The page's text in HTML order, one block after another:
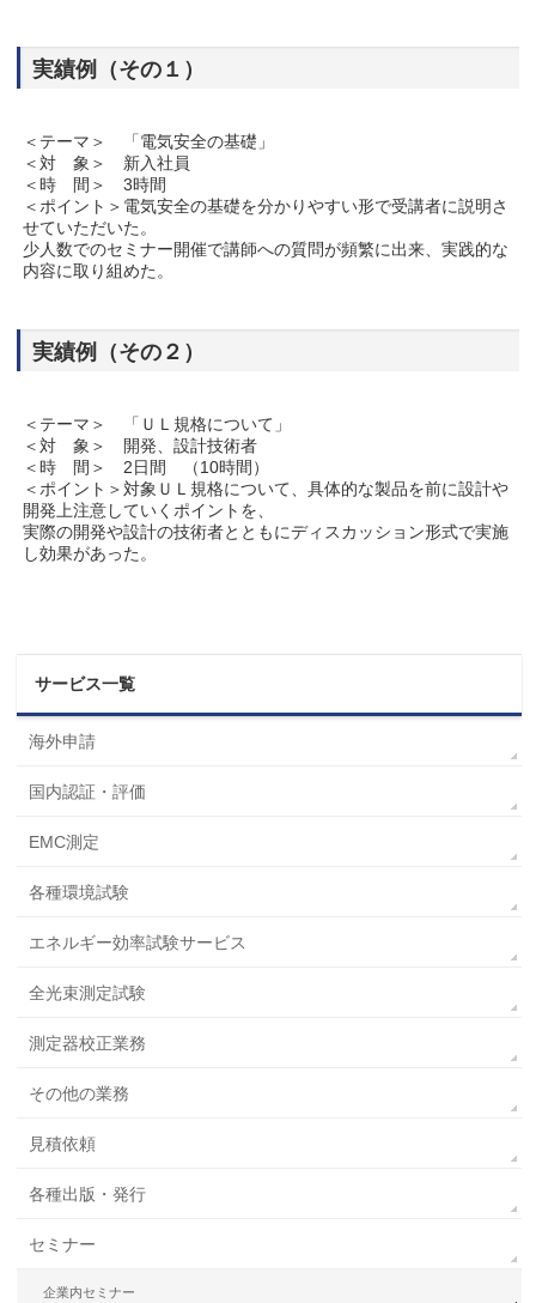
実績例（その１）
＜テーマ＞ 「電気安全の基礎」
＜対 象＞ 新入社員
＜時 間＞ 3時間
＜ポイント＞電気安全の基礎を分かりやすい形で受講者に説明さ
せていただいた。
少人数でのセミナー開催で講師への質問が頻繁に出来、実践的な
内容に取り組めた。
実績例（その２）
＜テーマ＞ 「ＵＬ規格について」
＜対 象＞ 開発、設計技術者
＜時 間＞ 2日間 （10時間）
＜ポイント＞対象ＵＬ規格について、具体的な製品を前に設計や
開発上注意していくポイントを、
実際の開発や設計の技術者とともにディスカッション形式で実施
し効果があった。
サービス一覧
海外申請
国内認証・評価
EMC測定
各種環境試験
エネルギー効率試験サービス
全光束測定試験
測定器校正業務
その他の業務
見積依頼
各種出版・発行
セミナー
企業内セミナー